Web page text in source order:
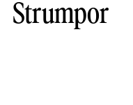
Strumpor